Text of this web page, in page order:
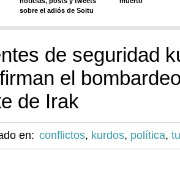
sobre el adiós de Soitu
de seguridad
el
de Irak
en: conflictos, kurdos, política,